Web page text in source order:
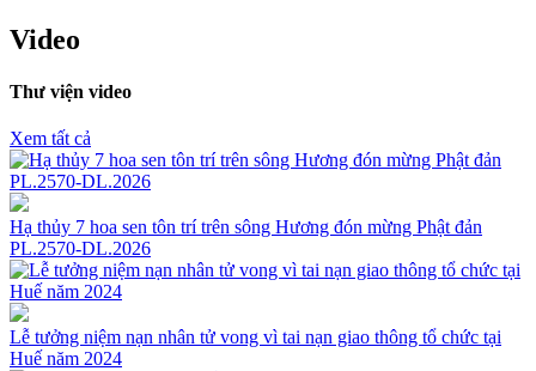
Video
Thư viện video
Xem tất cả
Hạ thủy 7 hoa sen tôn trí trên sông Hương đón mừng Phật đản
PL.2570-DL.2026
Lễ tưởng niệm nạn nhân tử vong vì tai nạn giao thông tổ chức tại
Huế năm 2024